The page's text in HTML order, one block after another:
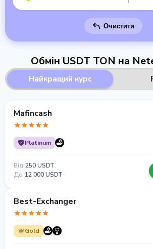
Очистити
Обмін USDT TON на
Найкращий курс
Mafincash
Platinum
Від 250 USDT
До 12 000 USDT
Best-Exchanger
Gold